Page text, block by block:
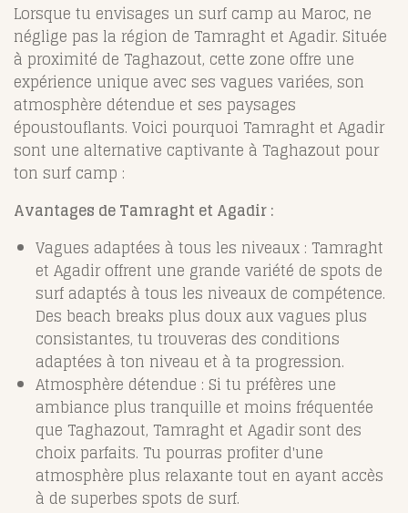
Lorsque tu envisages un surf camp au Maroc, ne
néglige pas la région de Tamraght et Agadir. Située
à proximité de Taghazout, cette zone offre une
expérience unique avec ses vagues variées, son
atmosphère détendue et ses paysages
époustouflants. Voici pourquoi Tamraght et Agadir
sont une alternative captivante à Taghazout pour
ton surf camp :
Avantages de Tamraght et Agadir :
Vagues adaptées à tous les niveaux : Tamraght
et Agadir offrent une grande variété de spots de
surf adaptés à tous les niveaux de compétence.
Des beach breaks plus doux aux vagues plus
consistantes, tu trouveras des conditions
adaptées à ton niveau et à ta progression.
Atmosphère détendue : Si tu préfères une
ambiance plus tranquille et moins fréquentée
que Taghazout, Tamraght et Agadir sont des
choix parfaits. Tu pourras profiter d'une
atmosphère plus relaxante tout en ayant accès
à de superbes spots de surf.